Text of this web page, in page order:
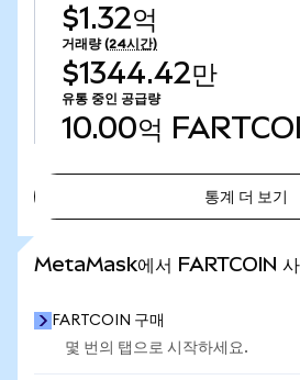
$1.32억
거래량 (24시간)
$1344.42만
유통 중인 공급량
10.00억
통계 더 보기
MetaMask에서 FARTCOIN 사
FARTCOIN 구매
몇 번의 탭으로 시작하세요.